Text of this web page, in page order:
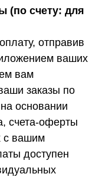
(по счету: для
отправив
ваших
вам
заказы по
основании
счета-оферты
с вашим
доступен